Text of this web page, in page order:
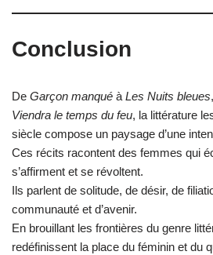
Conclusion
De Garçon manqué à Les Nuits bleues
Viendra le temps du feu, la littérature
siècle compose un paysage d’une
Ces récits racontent des femmes qui
s’affirment et se révoltent.
Ils parlent de solitude, de désir, de
communauté et d’avenir.
En brouillant les frontières du genre
redéfinissent la place du féminin et du